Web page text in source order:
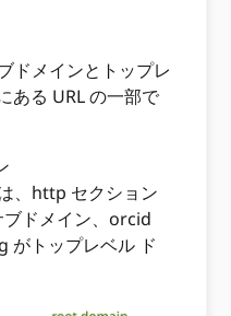
ドメインとトップレ
ある URL の一部で
、http セクション
ドメイン、orcid
がトップレベル ド